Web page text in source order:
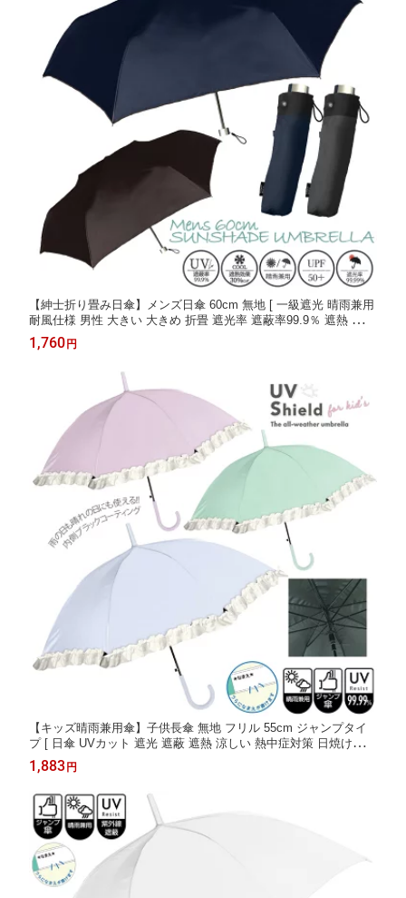
【紳士折り畳み日傘】メンズ日傘 60cm 無地 [ 一級遮光 晴雨兼用
耐風仕様 男性 大きい 大きめ 折畳 遮光率 遮蔽率99.9％ 遮熱 涼し
い ブラックコーティング 耐風仕様 グラスファイバー シンプル 黒
紺 ブラック ネイビー ビジネス カジュアル ] sps
1,760 円
【キッズ晴雨兼用傘】子供長傘 無地 フリル 55cm ジャンプタイ
プ [ 日傘 UVカット 遮光 遮蔽 遮熱 涼しい 熱中症対策 日焼け対策
ブラックコーティング 通学 小学生 中学生 子供用 女の子 女子 く
すみカラー フリフリ かわいい おしゃれ 名前欄付き ] sps
1,883 円